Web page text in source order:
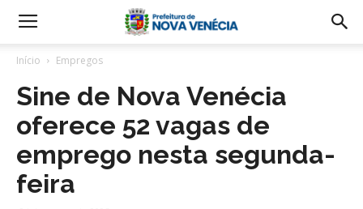
Início Empregos
Sine de Nova Venécia
oferece 52 vagas de
emprego nesta segunda-
feira